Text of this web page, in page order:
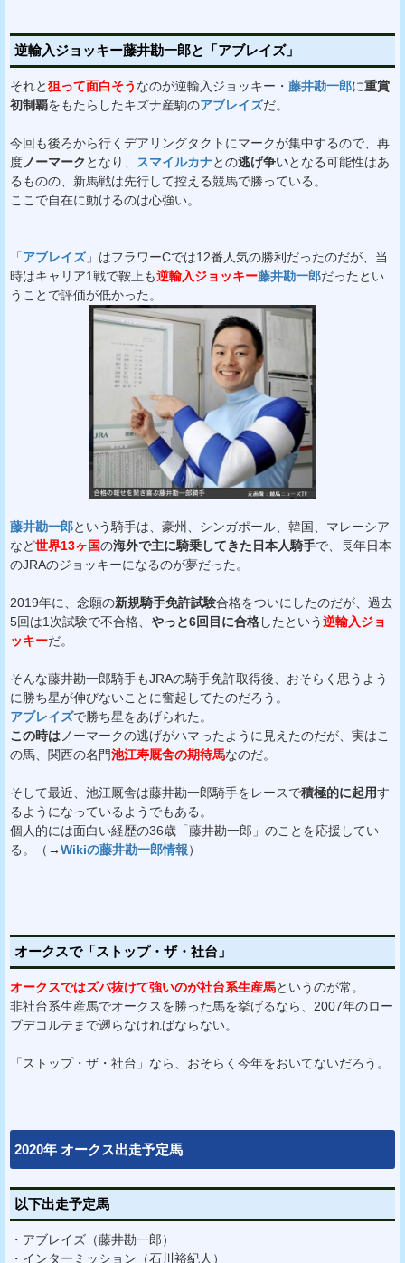
逆輸入ジョッキー藤井勘一郎と「アブレイズ」
それと狙って面白そう なのが逆輸入ジョッキー・ 藤井勘一郎に重賞
初制覇をもたらしたキズナ産駒のアブレイズだ。
今回も後ろから行くデアリングタクトにマークが集中するので、再
度ノーマーク となり、 スマイルカナとの逃げ争いとなる可能性はあ
るものの、新馬戦は先行して控える競馬で勝っている。
ここで自在に動けるのは心強い。
「アブレイズ」はフラワーCでは12番人気の勝利だったのだが、当
時はキャリア1戦で鞍上も逆輸入ジョッキー藤井勘一郎だったとい
うことで評価が低かった。
藤井勘一郎という騎手は、豪州、シンガポール、韓国、マレーシア
など世界13ヶ国の海外で主に騎乗してきた日本人騎手で、長年日本
のJRAのジョッキーになるのが夢だった。
2019年に、念願の新規騎手免許試験合格をついにしたのだが、過去
5回は1次試験で不合格、 やっと6回目に合格したという逆輸入ジョ
ッキーだ。
そんな藤井勘一郎騎手もJRAの騎手免許取得後、おそらく思うよう
に勝ち星が伸びないことに奮起してたのだろう。
アブレイズで勝ち星をあげられた。
この時は ノーマークの逃げがハマったように見えたのだが、実はこ
の馬、関西の名門池江寿厩舎の期待馬なのだ。
そして最近、池江厩舎は藤井勘一郎騎手をレースで積極的に起用す
るようになっているようでもある。
個人的には面白い経歴の36歳「藤井勘一郎」のことを応援してい
る。（ →Wikiの藤井勘一郎情報）
オークスで「ストップ・ザ・社台」
オークスではズバ抜けて強いのが社台系生産馬というのが常。
非社台系生産馬でオークスを勝った馬を挙げるなら、2007年のロー
ブデコルテまで遡らなければならない。
「ストップ・ザ・社台」なら、おそらく今年をおいてないだろう。
2020年 オークス出走予定馬
以下出走予定馬
・アブレイズ（藤井勘一郎）
・インターミッション（石川裕紀人）